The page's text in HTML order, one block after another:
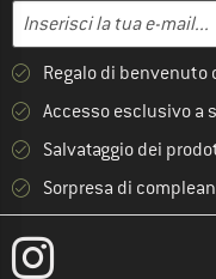
Indirizzo e-mail
Inserisci qui il tuo
Regalo di
Accesso esclusivo a
Salvataggio dei
Sorpresa di